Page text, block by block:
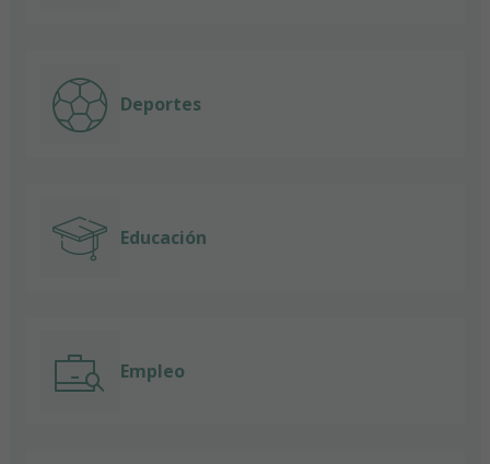
Deportes
Educación
Empleo